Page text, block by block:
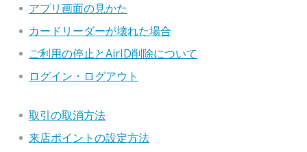
アプリ画面の見かた
カードリーダーが壊れた場合
ご利用の停止とAirID削除について
ログイン・ログアウト
取引の取消方法
来店ポイントの設定方法